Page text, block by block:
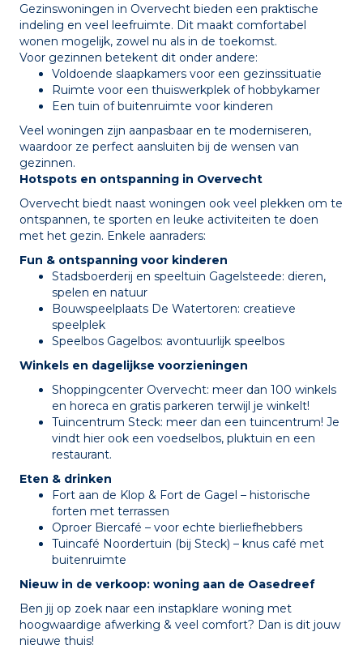
Gezinswoningen in Overvecht bieden een praktische
indeling en veel leefruimte. Dit maakt comfortabel
wonen mogelijk, zowel nu als in de toekomst.
Voor gezinnen betekent dit onder andere:
Voldoende slaapkamers voor een gezinssituatie
Ruimte voor een thuiswerkplek of hobbykamer
Een tuin of buitenruimte voor kinderen
Veel woningen zijn aanpasbaar en te moderniseren,
waardoor ze perfect aansluiten bij de wensen van
gezinnen.
Hotspots en ontspanning in Overvecht
Overvecht biedt naast woningen ook veel plekken om te
ontspannen, te sporten en leuke activiteiten te doen
met het gezin. Enkele aanraders:
Fun & ontspanning voor kinderen
Stadsboerderij en speeltuin Gagelsteede: dieren,
spelen en natuur
Bouwspeelplaats De Watertoren: creatieve
speelplek
Speelbos Gagelbos: avontuurlijk speelbos
Winkels en dagelijkse voorzieningen
Shoppingcenter Overvecht: meer dan 100 winkels
en horeca en gratis parkeren terwijl je winkelt!
Tuincentrum Steck: meer dan een tuincentrum! Je
vindt hier ook een voedselbos, pluktuin en een
restaurant.
Eten & drinken
Fort aan de Klop & Fort de Gagel – historische
forten met terrassen
Oproer Biercafé – voor echte bierliefhebbers
Tuincafé Noordertuin (bij Steck) – knus café met
buitenruimte
Nieuw in de verkoop: woning aan de Oasedreef
Ben jij op zoek naar een instapklare woning met
hoogwaardige afwerking & veel comfort? Dan is dit jouw
nieuwe thuis!